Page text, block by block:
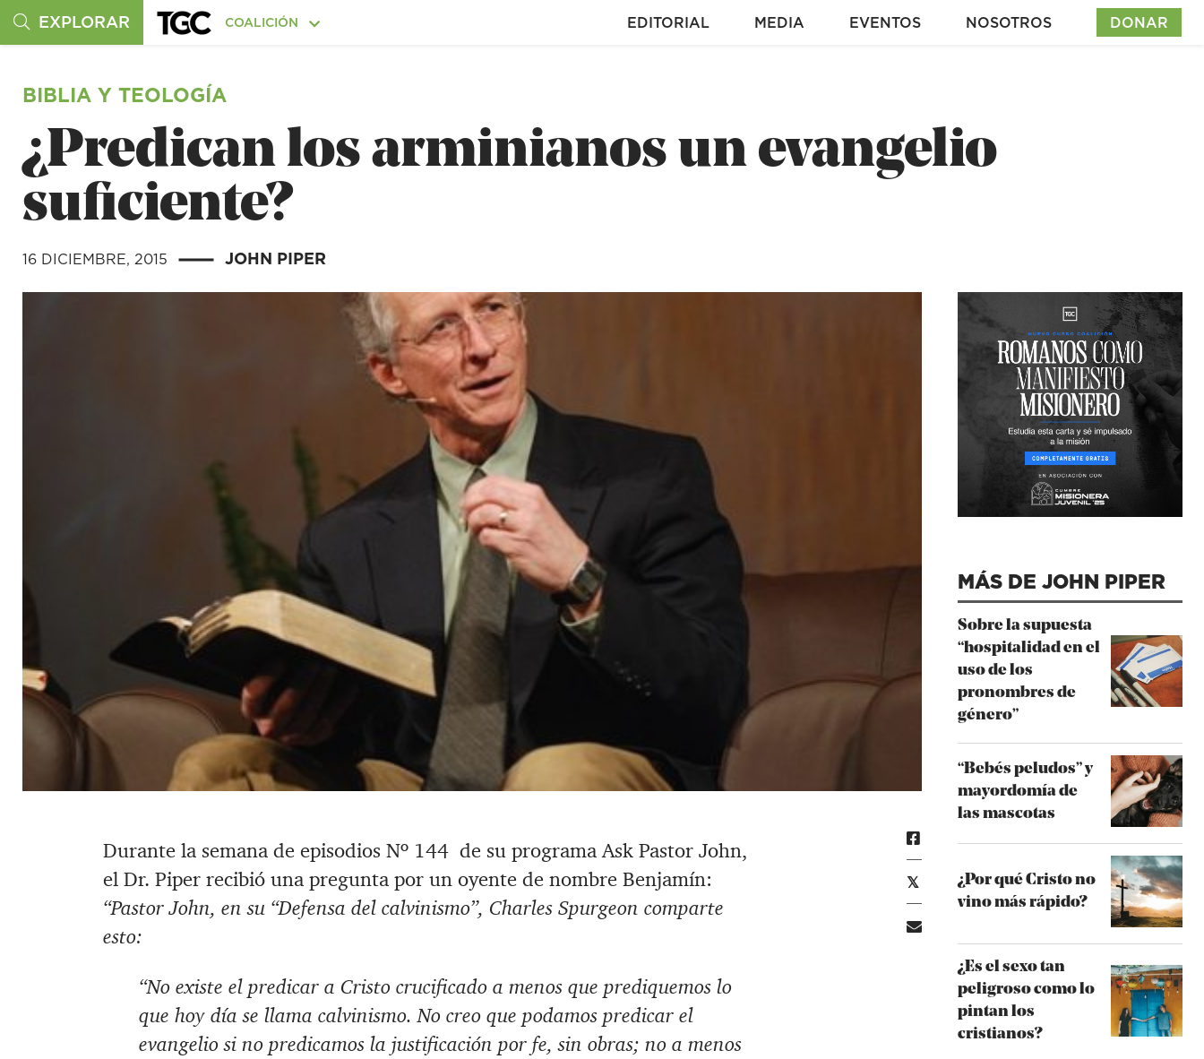
EXPLORAR COALICIÓN EDITORIAL MEDIA EVENTOS NOSOTROS DONAR
BIBLIA Y TEOLOGÍA
¿Predican los arminianos un evangelio
suficiente?
16 DICIEMBRE, 2015 | JOHN PIPER
MÁS DE JOHN PIPER
Sobre la supuesta
“hospitalidad en el
uso de los
pronombres de
género”
“Bebés peludos” y
mayordomía de
las mascotas
¿Por qué Cristo no
vino más rápido?
¿Es el sexo tan
peligroso como lo
pintan los
cristianos?
Durante la semana de episodios Nº 144 de su programa Ask Pastor John,
el Dr. Piper recibió una pregunta por un oyente de nombre Benjamín:
“Pastor John, en su “Defensa del calvinismo”, Charles Spurgeon comparte
esto:
“No existe el predicar a Cristo crucificado a menos que prediquemos lo
que hoy día se llama calvinismo. No creo que podamos predicar el
evangelio si no predicamos la justificación por fe, sin obras; no a menos